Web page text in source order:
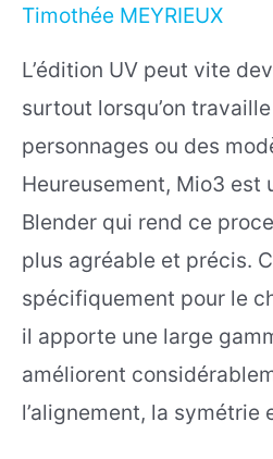
Timothée MEYRIEUX
L’édition UV peut vite
surtout lorsqu’on
personnages ou des
Heureusement, Mio3 est
Blender qui rend ce
plus agréable et précis.
spécifiquement pour le
il apporte une large
améliorent
l’alignement, la symétrie